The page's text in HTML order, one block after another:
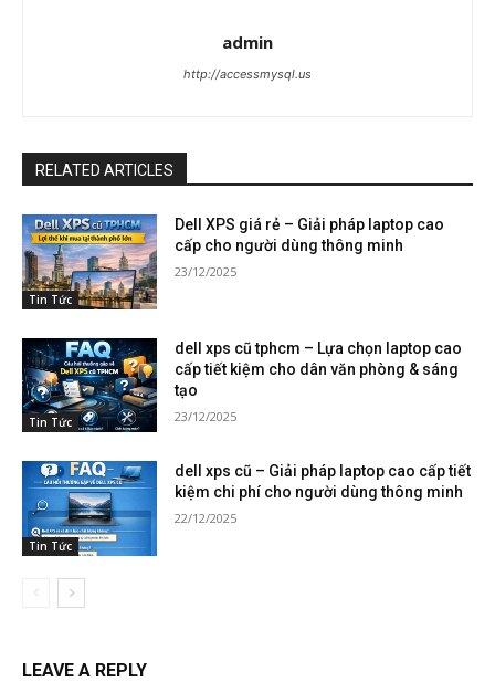
admin
http://accessmysql.us
RELATED ARTICLES
Tin Tức
Dell XPS giá rẻ – Giải pháp laptop cao
cấp cho người dùng thông minh
23/12/2025
Tin Tức
dell xps cũ tphcm – Lựa chọn laptop cao
cấp tiết kiệm cho dân văn phòng & sáng
tạo
23/12/2025
Tin Tức
dell xps cũ – Giải pháp laptop cao cấp tiết
kiệm chi phí cho người dùng thông minh
22/12/2025
LEAVE A REPLY